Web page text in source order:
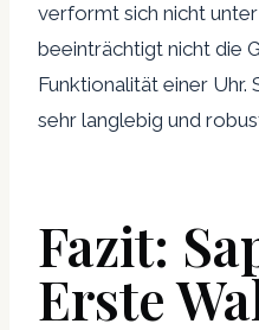
verformt sich nicht
beeinträchtigt nicht die
Funktionalität einer Uhr.
sehr langlebig und
Fazit:
Erste